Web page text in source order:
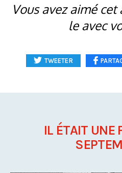
Vous avez aimé
le avec
TWEETER
IL ÉTAIT UNE